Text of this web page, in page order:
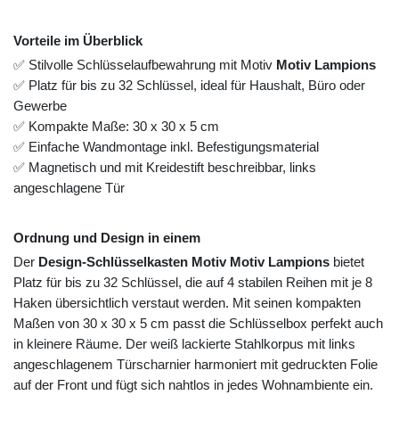
Vorteile im Überblick
✅ Stilvolle Schlüsselaufbewahrung mit Motiv Motiv Lampions
✅ Platz für bis zu 32 Schlüssel, ideal für Haushalt, Büro oder
Gewerbe
✅ Kompakte Maße: 30 x 30 x 5 cm
✅ Einfache Wandmontage inkl. Befestigungsmaterial
✅ Magnetisch und mit Kreidestift beschreibbar, links
angeschlagene Tür
Ordnung und Design in einem
Der Design-Schlüsselkasten Motiv Motiv Lampions bietet
Platz für bis zu 32 Schlüssel, die auf 4 stabilen Reihen mit je 8
Haken übersichtlich verstaut werden. Mit seinen kompakten
Maßen von 30 x 30 x 5 cm passt die Schlüsselbox perfekt auch
in kleinere Räume. Der weiß lackierte Stahlkorpus mit links
angeschlagenem Türscharnier harmoniert mit gedruckten Folie
auf der Front und fügt sich nahtlos in jedes Wohnambiente ein.